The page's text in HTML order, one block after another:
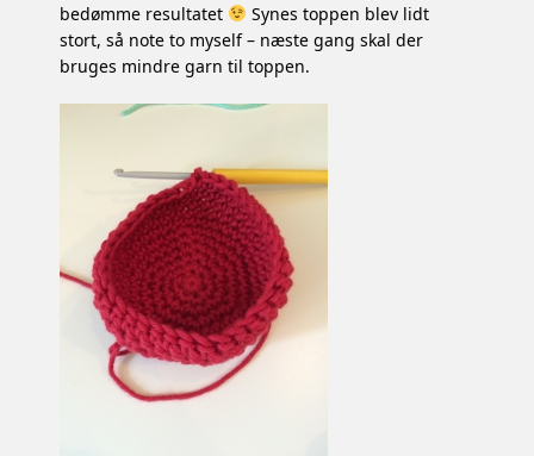
bedømme resultatet
Synes toppen blev lidt
stort, så note to myself – næste gang skal der
bruges mindre garn til toppen.